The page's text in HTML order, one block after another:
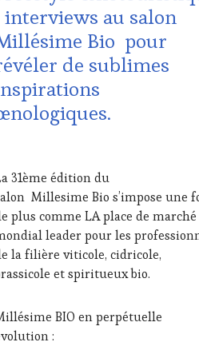
,
FRANÇAISE
TASTING
interviews au salon
Bio pour
de sublimes
31ème édition du
Millesime Bio s’impose une
plus comme LA place de marché
leader pour les
la filière viticole, cidricole,
et spiritueux bio.
BIO en perpétuelle
: